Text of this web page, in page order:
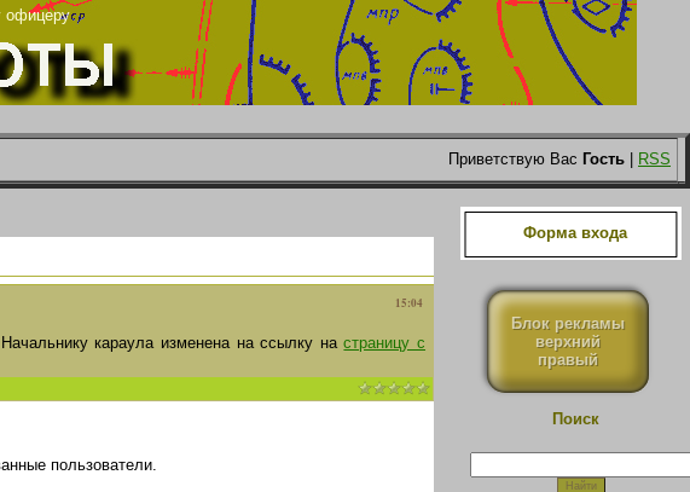
Приветствую Вас Гость RSS
15:04
караула изменена на ссылку настраницу с
пользователи.
Форма входа
Блок рекламы
верхний
правый
Поиск